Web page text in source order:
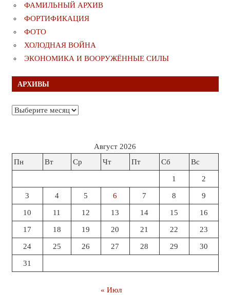
ФАМИЛЬНЫЙ АРХИВ
ФОРТИФИКАЦИЯ
ФОТО
ХОЛОДНАЯ ВОЙНА
ЭКОНОМИКА И ВООРУЖЁННЫЕ СИЛЫ
АРХИВЫ
Архивы
Август 2026
Пн
Вт Ср Чт Пт Сб Вс
1 2
3 4 5 6 7 8 9
10 11 12 13 14 15 16
17 18 19 20 21 22 23
24 25 26 27 28 29 30
31
« Июл